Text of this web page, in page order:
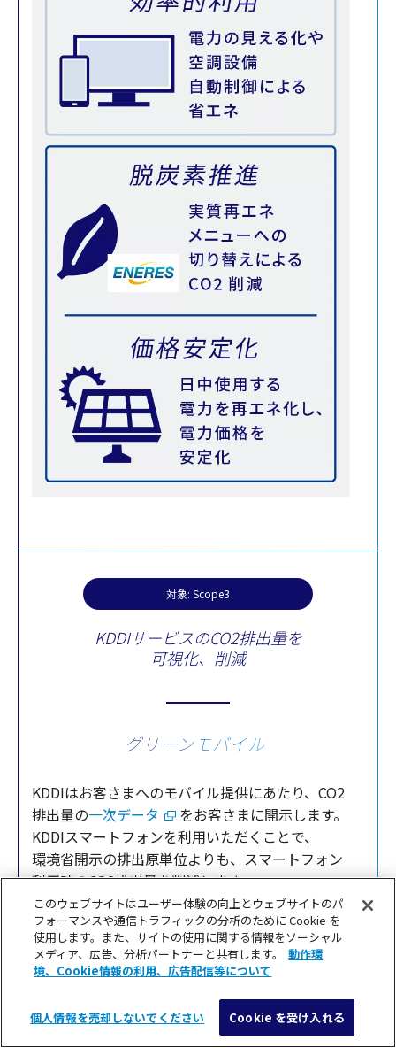
メニュー 検索
対象: Scope3
KDDIサービスのCO2排出量を
可視化、削減
グリーンモバイル
KDDIはお客さまへのモバイル提供にあたり、CO2
排出量の一次データ をお客さまに開示します。
KDDIスマートフォンを利用いただくことで、
環境省開示の排出原単位よりも、 スマートフォン
利用時のCO2排出量を削減します。
このウェブサイトはユーザー体験の向上とウェブサイトのパ
フォーマンスや通信トラフィックの分析のために Cookie を
使用します。また、サイトの使用に関する情報をソーシャル
メディア、広告、分析パートナーと共有します。
動作環
境、Cookie情報の利用、広告配信等について
個人情報を売却しないでください Cookie を受け入れる